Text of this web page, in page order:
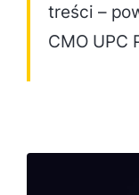
treści –
CMO UPC